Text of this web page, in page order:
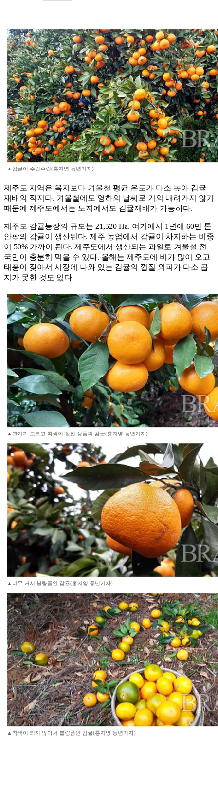
▲감귤이 주렁주렁(홍지영 동년기자)
제주도 지역은 육지보다 겨울철 평균 온도가 다소 높아 감귤
재배의 적지다. 겨울철에도 영하의 날씨로 거의 내려가지 않기
때문에 제주도에서는 노지에서도 감귤재배가 가능하다.
제주도 감귤농장의 규모는 21,520 Ha. 여기에서 1년에 60만 톤
안팎의 감귤이 생산된다. 제주 농업에서 감귤이 차지하는 비중
이 50% 가까이 된다. 제주도에서 생산되는 과일로 겨울철 전
국민이 충분히 먹을 수 있다. 올해는 제주도에 비가 많이 오고
태풍이 잦아서 시장에 나와 있는 감귤의 껍질 외피가 다소 곱
지가 못한 것도 있다.
▲크기가 고르고 착색이 잘된 상품의 감귤(홍지영 동년기자)
▲너무 커서 불량품인 감귤(홍지영 동년기자)
▲착색이 되지 않아서 불량품인 감귤(홍지영 동년기자)